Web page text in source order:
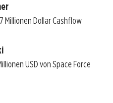
Millionen Dollar Cashflow
USD von Space Force